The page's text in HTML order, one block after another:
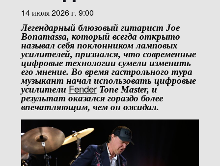
14 июля 2026 г. 9:00
Легендарный блюзовый гитарист Joe
Bonamassa, который всегда открыто
называл себя поклонником ламповых
усилителей, признался, что современные
цифровые технологии сумели изменить
его мнение. Во время гастрольного тура
музыкант начал использовать цифровые
усилители FenderTone Master, и
результат оказался гораздо более
впечатляющим, чем он ожидал.